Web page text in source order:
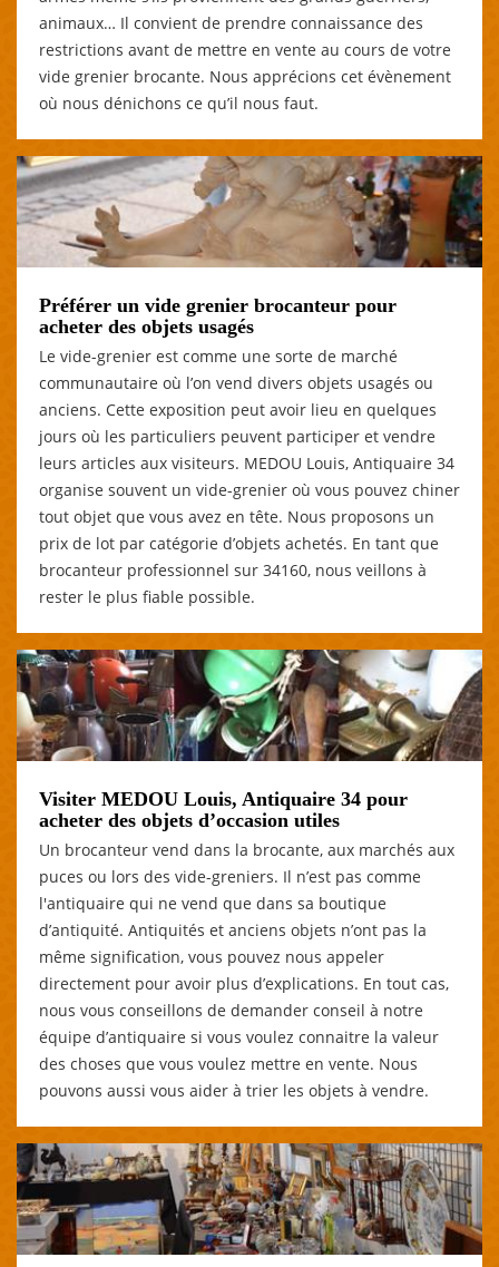
animaux… Il convient de prendre connaissance des
restrictions avant de mettre en vente au cours de votre
vide grenier brocante. Nous apprécions cet évènement
où nous dénichons ce qu’il nous faut.
Préférer un vide grenier brocanteur pour
acheter des objets usagés
Le vide-grenier est comme une sorte de marché
communautaire où l’on vend divers objets usagés ou
anciens. Cette exposition peut avoir lieu en quelques
jours où les particuliers peuvent participer et vendre
leurs articles aux visiteurs. MEDOU Louis, Antiquaire 34
organise souvent un vide-grenier où vous pouvez chiner
tout objet que vous avez en tête. Nous proposons un
prix de lot par catégorie d’objets achetés. En tant que
brocanteur professionnel sur 34160, nous veillons à
rester le plus fiable possible.
Visiter MEDOU Louis, Antiquaire 34 pour
acheter des objets d’occasion utiles
Un brocanteur vend dans la brocante, aux marchés aux
puces ou lors des vide-greniers. Il n’est pas comme
l'antiquaire qui ne vend que dans sa boutique
d’antiquité. Antiquités et anciens objets n’ont pas la
même signification, vous pouvez nous appeler
directement pour avoir plus d’explications. En tout cas,
nous vous conseillons de demander conseil à notre
équipe d’antiquaire si vous voulez connaitre la valeur
des choses que vous voulez mettre en vente. Nous
pouvons aussi vous aider à trier les objets à vendre.